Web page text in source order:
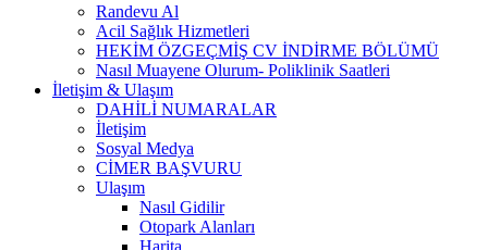
Randevu Al
Acil Sağlık Hizmetleri
HEKİM ÖZGEÇMİŞ CV İNDİRME BÖLÜMÜ
Nasıl Muayene Olurum- Poliklinik Saatleri
İletişim & Ulaşım
DAHİLİ NUMARALAR
İletişim
Sosyal Medya
CİMER BAŞVURU
Ulaşım
Nasıl Gidilir
Otopark Alanları
Harita